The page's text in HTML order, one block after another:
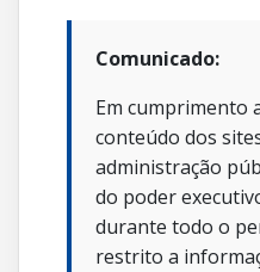
Comunicado:
Em cumprimento
conteúdo dos
administração
do poder
durante todo o
restrito a